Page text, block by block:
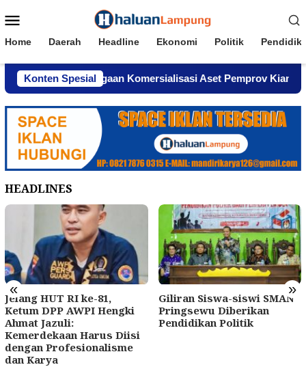
ke
Mobile
Home Daerah Headline Ekonomi Politik
Konten Spesial
Dugaan Komersialisasi Aset Pemprov Kian
HEADLINES
« »
Jelang HUT RI ke-81,
Ketum DPP AWPI Hengki
Ahmat Jazuli:
Kemerdekaan Harus Diisi
dengan Profesionalisme
dan Karya
Giliran Siswa-siswi SMAN
Pringsewu Diberikan
Pendidikan Politik